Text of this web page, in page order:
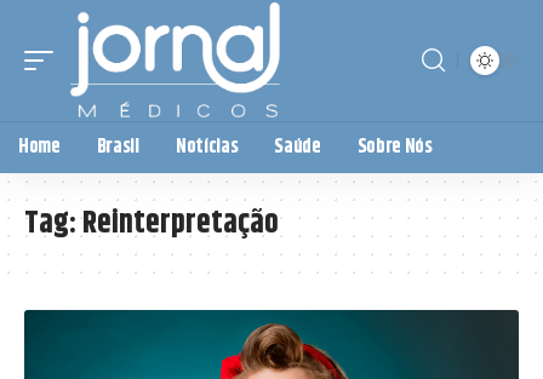
Home Brasil Notícias Saúde Sobre Nós
Tag:Reinterpretação